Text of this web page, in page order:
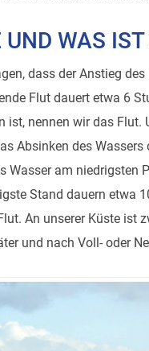
WAS
dass der Anstieg
Flut dauert etwa 6
ist, nennen wir das Flut.
Absinken des
Wasser am niedrigsten
Stand dauern etwa
An unserer Küste ist
und nach Voll- oder